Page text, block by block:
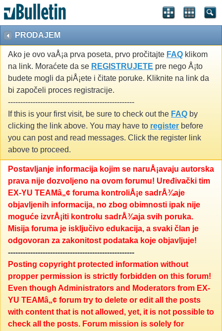
PRODAJEM
Ako je ovo vaÅ¡a prva poseta, prvo pročitajte FAQ klikom
na link. Moraćete da se REGISTRUJETE pre nego Å¡to
budete mogli da piÅ¡ete i čitate poruke. Kliknite na link da
bi započeli proces registracije.
---------------------------------------------------
If this is your first visit, be sure to check out the FAQ by
clicking the link above. You may have to register before
you can post and read messages. Click the register link
above to proceed.
Postavljanje informacija kojim se naruÅ¡avaju autorska
prava nije dozvoljeno na ovom forumu! Uređivački tim
EX-YU TEAMâ„¢ foruma kontroliÅ¡e sadrÅ¾aje
objavljenih informacija, no zbog obimnosti ipak nije
moguće izvrÅ¡iti kontrolu sadrÅ¾aja svih poruka.
Misija foruma je isključivo edukacija, a svaki član je
odgovoran za zakonitost podataka koje objavljuje!
---------------------------------------------------
Posting copyright protected information without
propper permission is strictly forbidden on this forum!
Even though Administrators and Moderators from EX-
YU TEAMâ„¢ forum try to delete or edit all the posts
with content that is not allowed, yet, it is not possible to
check all the posts. Forum mission is solely for